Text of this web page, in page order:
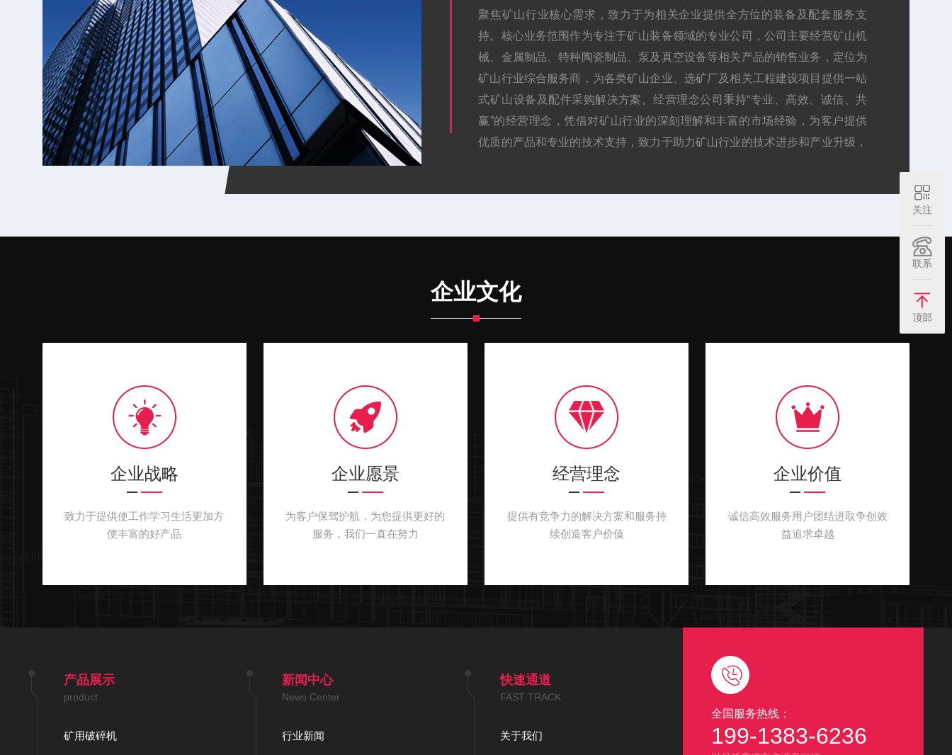
聚焦矿山行业核心需求，致力于为相关企业提供全方位的装备及配套服务支
持。核心业务范围作为专注于矿山装备领域的专业公司，公司主要经营矿山机
械、金属制品、特种陶瓷制品、泵及真空设备等相关产品的销售业务，定位为
矿山行业综合服务商，为各类矿山企业、选矿厂及相关工程建设项目提供一站
式矿山设备及配件采购解决方案。经营理念公司秉持“专业、高效、诚信、共
赢”的经营理念，凭借对矿山行业的深刻理解和丰富的市场经验，为客户提供
优质的产品和专业的技术支持，致力于助力矿山行业的技术进步和产业升级，
企业文化
企业战略
致力于提供使工作学习生活更加方
便丰富的好产品
企业愿景
为客户保驾护航，为您提供更好的
服务，我们一直在努力
经营理念
提供有竞争力的解决方案和服务持
续创造客户价值
企业价值
诚信高效服务用户团结进取争创效
益追求卓越
全国服务热线：
199-1383-6236
产品展示
product
矿用破碎机
新闻中心
News Center
行业新闻
快速通道
FAST TRACK
关于我们
关注
联系
顶部